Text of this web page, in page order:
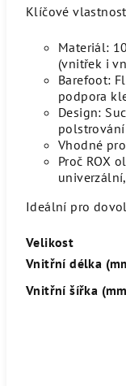
Klíčové
Materiál:
(vnitřek i
Barefoot:
podpora
Design:
Vhodné
Proč ROX
Ideální pro
Velikost
Vnitřní délka
Vnitřní šířka